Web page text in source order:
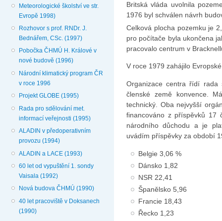
Meteorologické školství ve str.
Evropě 1998)
Rozhovor s prof. RNDr. J.
Bednářem, CSc. (1997)
Pobočka ČHMÚ H. Králové v
nové budově (1996)
Národní klimatický program ČR
v roce 1996
Projekt GLOBE (1995)
Rada pro sdělování met.
informací veřejnosti (1995)
ALADIN v předoperativním
provozu (1994)
ALADIN a LACE (1993)
60 let od vypuštění 1. sondy
Vaisala (1992)
Nová budova ČHMÚ (1990)
40 let pracoviště v Doksanech
(1990)
Britská vláda uvolnila
1976 byl schválen návrh
Celková plocha pozemku je
pro počítače byla ukončena
pracovalo centrum v
V roce 1979 zahájilo
Organizace centra řídí
členské země konvence.
technický. Oba nejvyšší
financováno z příspěvků 17
národního důchodu a je
uvádím příspěvky za období
Belgie 3,06 %
Dánsko 1,82
NSR 22,41
Španělsko 5,96
Francie 18,43
Řecko 1,23